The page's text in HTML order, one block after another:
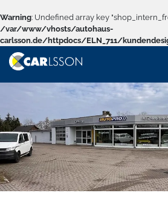
Warning: Undefined array key
/var/www/vhosts/autohaus-
carlsson.de/httpdocs/ELN_711/